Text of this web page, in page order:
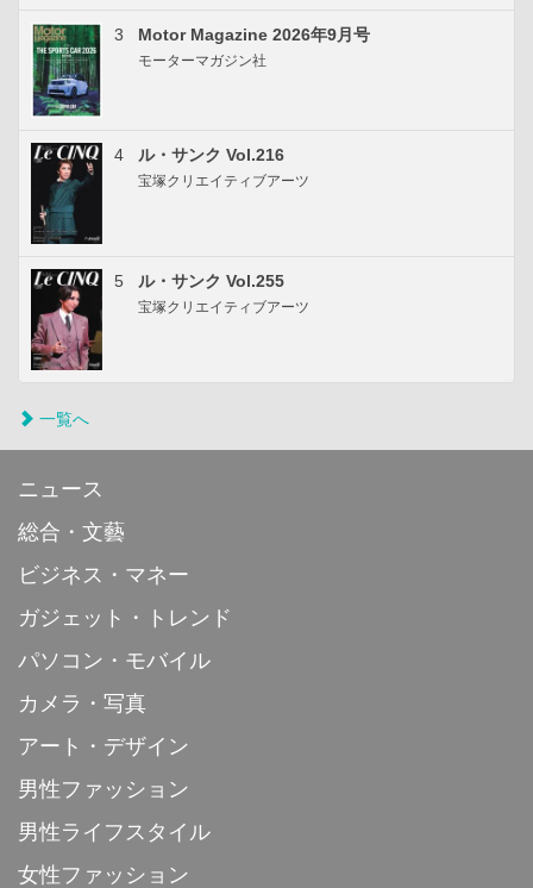
3 Motor Magazine 2026年9月号
モーターマガジン社
4 ル・サンク Vol.216
宝塚クリエイティブアーツ
5 ル・サンク Vol.255
宝塚クリエイティブアーツ
一覧へ
ニュース
総合・文藝
ビジネス・マネー
ガジェット・トレンド
パソコン・モバイル
カメラ・写真
アート・デザイン
男性ファッション
男性ライフスタイル
女性ファッション